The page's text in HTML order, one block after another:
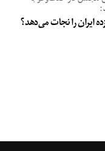
ایران را نجات می‌دهد؟